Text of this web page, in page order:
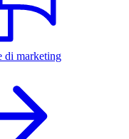
di marketing